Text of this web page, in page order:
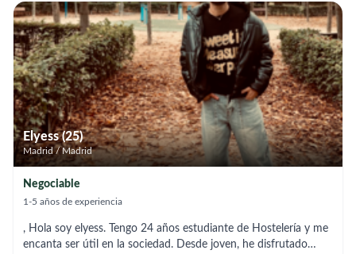
disponible para adaptarme a diferentes horarios y necesidades.
Mi objetivo es brindar tranquilidad y bienestar a quienes cuido.
Quedo atenta a tu mensaje para conversar.
Elyess (25)
Madrid / Madrid
Negociable
1-5 años de experiencia
, Hola soy elyess. Tengo 24 años estudiante de Hostelería y me
encanta ser útil en la sociedad. Desde joven, he disfrutado